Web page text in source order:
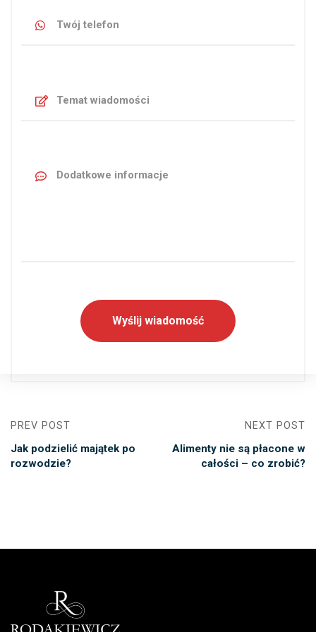
PREV POST
Jak podzielić majątek po
rozwodzie?
NEXT POST
Alimenty nie są płacone w
całości – co zrobić?